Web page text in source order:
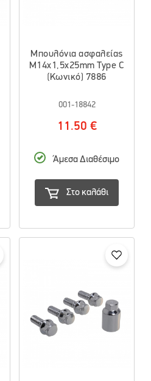
Μπουλόνια ασφαλείας
M14x1,5x25mm Type C
(Κωνικό) 7886
001-18842
11.50 €
Άμεσα Διαθέσιμο
Στο καλάθι